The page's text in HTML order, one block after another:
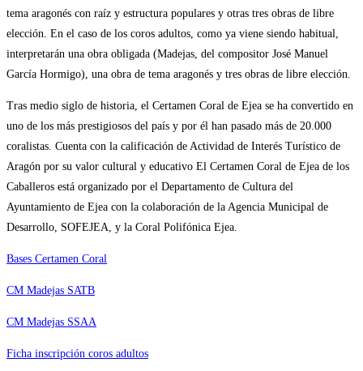
tema aragonés con raíz y estructura populares y otras tres obras de libre
elección. En el caso de los coros adultos, como ya viene siendo habitual,
interpretarán una obra obligada (Madejas, del compositor José Manuel
García Hormigo), una obra de tema aragonés y tres obras de libre elección.
Tras medio siglo de historia, el Certamen Coral de Ejea se ha convertido en
uno de los más prestigiosos del país y por él han pasado más de 20.000
coralistas. Cuenta con la calificación de Actividad de Interés Turístico de
Aragón por su valor cultural y educativo El Certamen Coral de Ejea de los
Caballeros está organizado por el Departamento de Cultura del
Ayuntamiento de Ejea con la colaboración de la Agencia Municipal de
Desarrollo, SOFEJEA, y la Coral Polifónica Ejea.
Bases Certamen Coral
CM Madejas SATB
CM Madejas SSAA
Ficha inscripción coros adultos